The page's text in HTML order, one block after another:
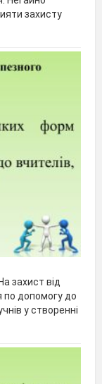
захисту
захист від
по допомогу до
у створенні